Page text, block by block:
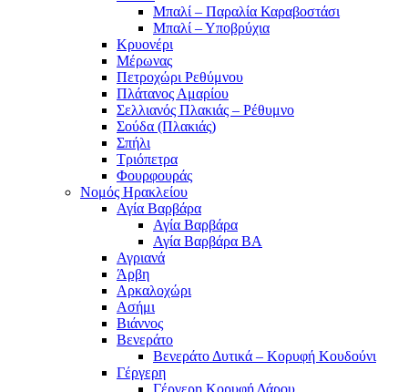
Μπαλί – Παραλία Καραβοστάσι
Μπαλί – Υποβρύχια
Κρυονέρι
Μέρωνας
Πετροχώρι Ρεθύμνου
Πλάτανος Αμαρίου
Σελλιανός Πλακιάς – Ρέθυμνο
Σούδα (Πλακιάς)
Σπήλι
Τριόπετρα
Φουρφουράς
Νομός Ηρακλείου
Αγία Βαρβάρα
Αγία Βαρβάρα
Αγία Βαρβάρα ΒΑ
Αγριανά
Άρβη
Αρκαλοχώρι
Ασήμι
Βιάννος
Βενεράτο
Βενεράτο Δυτικά – Κορυφή Κουδούνι
Γέργερη
Γέργερη Κορυφή Δάρου